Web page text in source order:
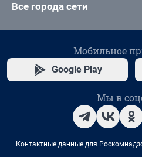
Все города сети
Мобильное
Google Play
Мы в
Контактные данные для